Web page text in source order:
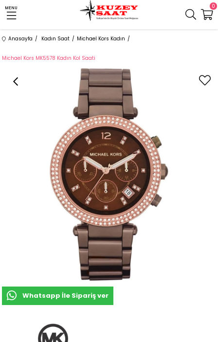
MENU 0
Anasayfa Kadın Saat Michael Kors Kadın
Michael Kors MK5578 Kadın Kol Saati
Whatsapp İle Sipariş ver